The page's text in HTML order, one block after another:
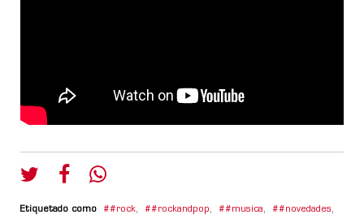
Etiquetado como #rock, #rockandpop, #musica, #novedades,